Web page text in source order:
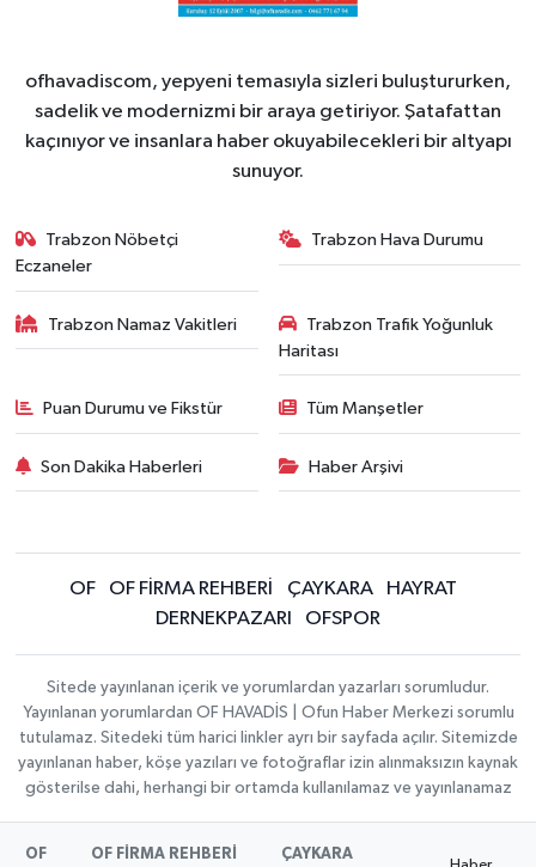
ofhavadiscom, yepyeni temasıyla sizleri buluştururken,
sadelik ve modernizmi bir araya getiriyor. Şatafattan
kaçınıyor ve insanlara haber okuyabilecekleri bir altyapı
sunuyor.
Trabzon Nöbetçi
Eczaneler
Trabzon Hava Durumu
Trabzon Namaz Vakitleri
Trabzon Trafik Yoğunluk
Haritası
Puan Durumu ve Fikstür Tüm Manşetler
Son Dakika Haberleri Haber Arşivi
OF OF FİRMA REHBERİ ÇAYKARA
HAYRAT
DERNEKPAZARI
OFSPOR
Sitede yayınlanan içerik ve yorumlardan yazarları sorumludur.
Yayınlanan yorumlardan OF HAVADİS | Ofun Haber Merkezi sorumlu
tutulamaz. Sitedeki tüm harici linkler ayrı bir sayfada açılır. Sitemizde
yayınlanan haber, köşe yazıları ve fotoğraflar izin alınmaksızın kaynak
gösterilse dahi, herhangi bir ortamda kullanılamaz ve yayınlanamaz
OF OF FİRMA REHBERİ ÇAYKARA